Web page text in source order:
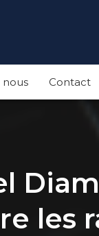
Contact
les